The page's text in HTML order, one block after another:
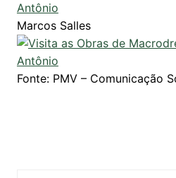
Marcos Salles
Fonte: PMV – Comunicação